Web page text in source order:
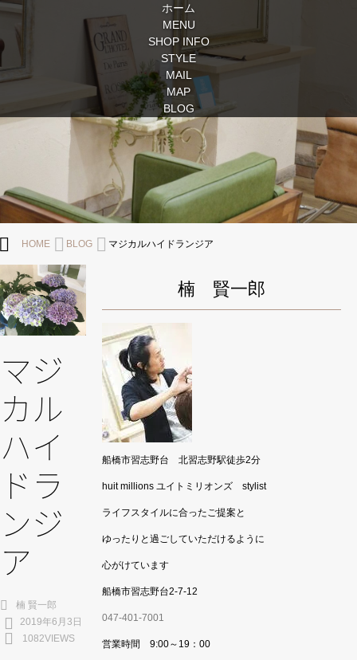
ホーム
MENU
SHOP INFO
STYLE
MAIL
MAP
BLOG
HOME BLOG マジカルハイドランジア
マジ
カル
ハイ
ドラ
ンジ
ア
楠 賢一郎
2019年6月3日
1082VIEWS
楠 賢一郎
船橋市習志野台 北習志野駅徒歩2分
huit millions ユイトミリオンズ stylist
ライフスタイルに合ったご提案と
ゆったりと過ごしていただけるように
心がけています
船橋市習志野台2-7-12
047-401-7001
営業時間 9:00～19：00